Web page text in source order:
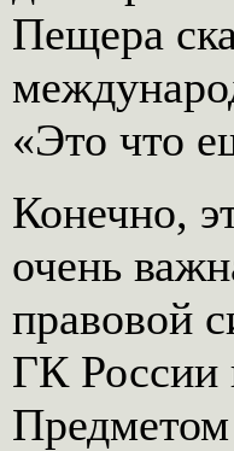
Пещера
«Это что
Конечно,
очень
правовой
ГК России
Предметом